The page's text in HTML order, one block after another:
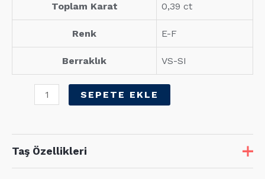
Toplam Karat 0,39 ct
Renk E-F
Berraklık VS-SI
Baget
SEPETE EKLE
Taş Özellikleri